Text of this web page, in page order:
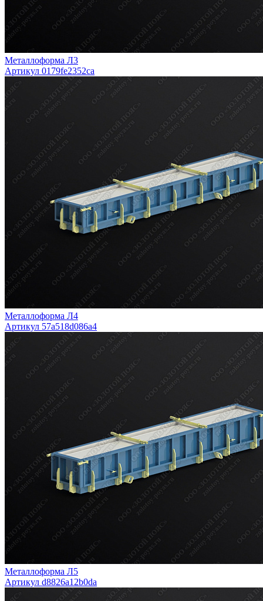
Металлоформа Л3
Артикул 0179fe2352ca
Металлоформа Л4
Артикул 57a518d086a4
Металлоформа Л5
Артикул d8826a12b0da